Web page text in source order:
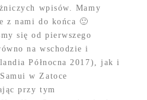
wpisów. Mamy
z nami do końca 🙂
się od pierwszego
na wschodzie i
Północna 2017), jak i
w Zatoce
przy tym